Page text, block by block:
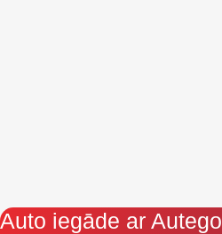
Auto iegāde ar Autego